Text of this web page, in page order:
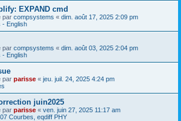
EXPAND cmd
par compsystems « dim. août 17, 2025 2:09 pm
- English
par compsystems « dim. août 03, 2025 2:04 pm
- English
par parisse « jeu. juil. 24, 2025 4:24 pm
juin2025
par parisse « ven. juin 27, 2025 11:17 am
Courbes, eqdiff PHY